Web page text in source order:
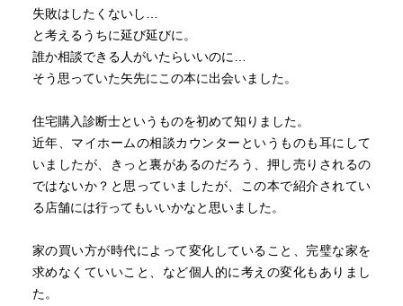
る借り入れ」ということができます。
ここで頭金の話に戻ります。あなたの手元に一生懸命貯め
た500万円があるとしましょう。たとえば3000万円の家を
買おうとするとき、500万円を頭金として入れ2500万円の
ーンを組んだ場合より、団信の死亡保障の金額が下がって
しまうのです。つまり、頭金を入れなければ、手元に500万
円の現金が残るだけでなく、しっかりとした死亡保障があ
る保険に入ることができるので、ほかの保険を解約して貯
金に回すこともできるのです。
減税制度を使うと、年末のローン残高の1%などが税額控除
されます。歴史的な低金利が続く今、1%以下で住宅ローン
を組めることが多く、利息よりも控除額が大きくなるケー
失敗はしたくないし…
と考えるうちに延び延びに。
誰か相談できる人がいたらいいのに…
そう思っていた矢先にこの本に出会いました。
住宅購入診断士というものを初めて知りました。
近年、マイホームの相談カウンターというものも耳にして
いましたが、きっと裏があるのだろう、押し売りされるの
ではないか？と思っていましたが、この本で紹介されてい
る店舗には行ってもいいかなと思いました。
家の買い方が時代によって変化していること、完璧な家を
求めなくていいこと、など個人的に考えの変化もありまし
た。